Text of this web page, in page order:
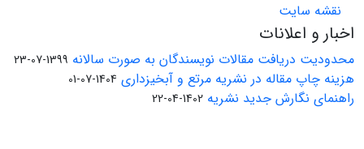
نقشه سایت
اخبار و اعلانات
محدودیت دریافت مقالات نویسندگان به صورت سالانه 1399-07-23
هزینه چاپ مقاله در نشریه مرتع و آبخیزداری 1404-07-01
راهنمای نگارش جدید نشریه 1402-04-22